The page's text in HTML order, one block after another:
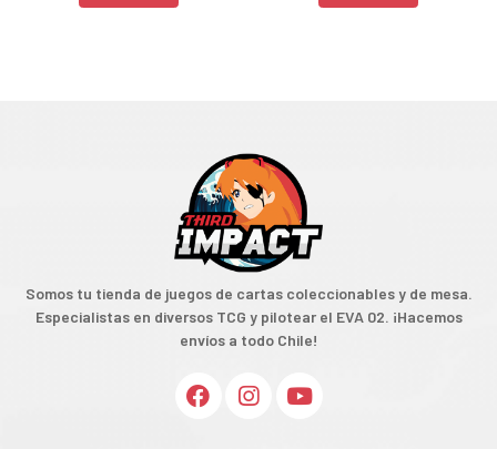
Somos tu tienda de juegos de cartas coleccionables y de mesa.
Especialistas en diversos TCG y pilotear el EVA 02. ¡Hacemos
envíos a todo Chile!